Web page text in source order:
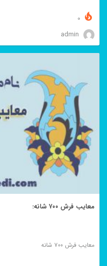
admin
معایب فرش ۷۰۰ شانه:
معایب فرش ۷۰۰ شانه